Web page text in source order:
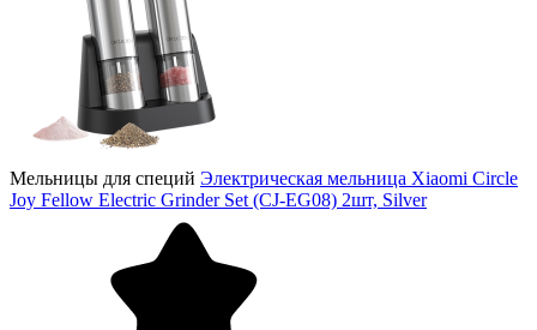
Мельницы для специй Электрическая мельница Xiaomi Circle
Joy Fellow Electric Grinder Set (CJ-EG08) 2шт, Silver